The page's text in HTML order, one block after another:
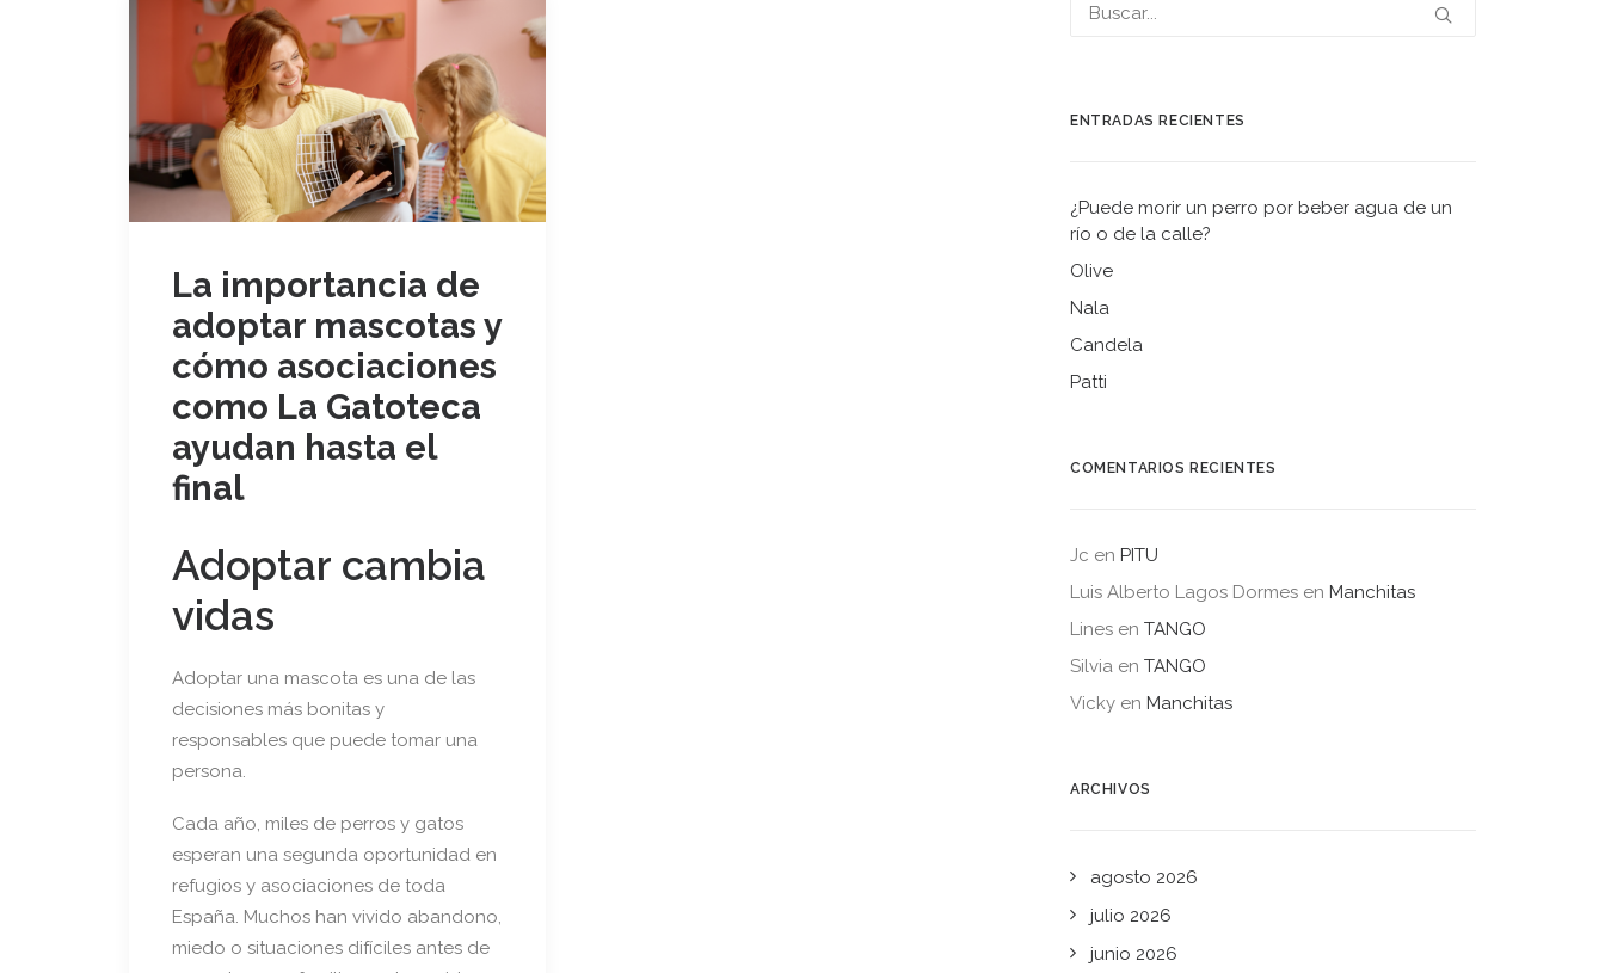
La importancia de
adoptar mascotas y
cómo asociaciones
como La Gatoteca
ayudan hasta el
final
Adoptar cambia
vidas
Adoptar una mascota es una de las
decisiones más bonitas y
responsables que puede tomar una
persona.
Cada año, miles de perros y gatos
esperan una segunda oportunidad en
refugios y asociaciones de toda
España. Muchos han vivido abandono,
miedo o situaciones difíciles antes de
ENTRADAS RECIENTES
¿Puede morir un perro por beber agua de un
río o de la calle?
Olive
Nala
Candela
Patti
COMENTARIOS RECIENTES
Jc en PITU
Luis Alberto Lagos Dormes en Manchitas
Lines en TANGO
Silvia en TANGO
Vicky en Manchitas
ARCHIVOS
agosto 2026
julio 2026
junio 2026